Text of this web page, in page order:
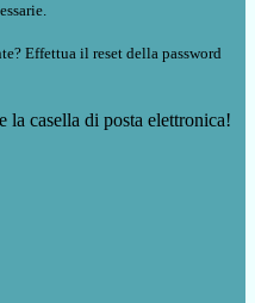
Effettua il reset della password
casella di posta elettronica!